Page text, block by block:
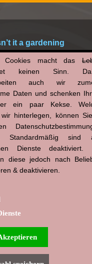
it a gardening
Pinterest
Teilen
Cookies macht das
keinen Sinn.
auch wir
Daten und schenken
ein paar Kekse.
hinterlegen, können
Standardmäßig sind
Dienste deaktiviert.
diese jedoch nach
& deaktivieren.